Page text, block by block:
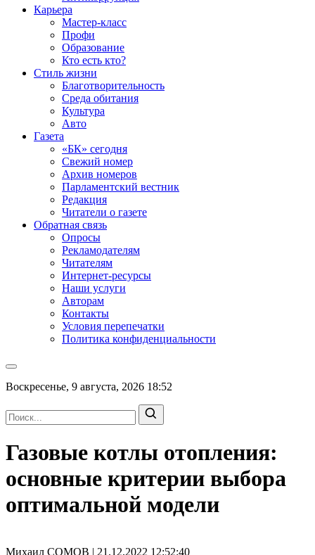
Карьера
Мастер-класс
Профи
Образование
Кто есть кто?
Стиль жизни
Благотворительность
Среда обитания
Культура
Авто
Газета
«БК» сегодня
Свежий номер
Архив номеров
Парламентский вестник
Редакция
Читатели о газете
Обратная связь
Опросы
Рекламодателям
Читателям
Интернет-ресурсы
Наши услуги
Авторам
Контакты
Условия перепечатки
Политика конфиденциальности
Воскресенье, 9 августа, 2026 18:52
Газовые котлы отопления:
основные критерии выбора
оптимальной модели
Михаил СОМОВ | 21.12.2022 12:52:40